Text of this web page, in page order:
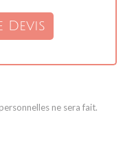
ne sera fait.